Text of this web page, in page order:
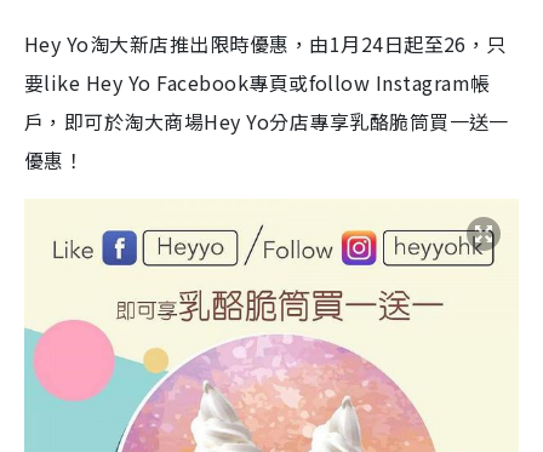
Hey Yo淘大新店推出限時優惠，由1月24日起至26，只
要like Hey Yo Facebook專頁或follow Instagram帳
戶，即可於淘大商場Hey Yo分店專享乳酪脆筒買一送一
優惠！